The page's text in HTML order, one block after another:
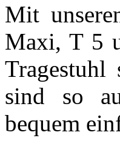
Mit
Maxi, T 5
Tragestuhl
sind so
bequem